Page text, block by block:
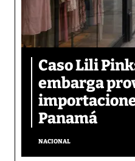
Caso Lili
embarga
Panamá
NACIONAL